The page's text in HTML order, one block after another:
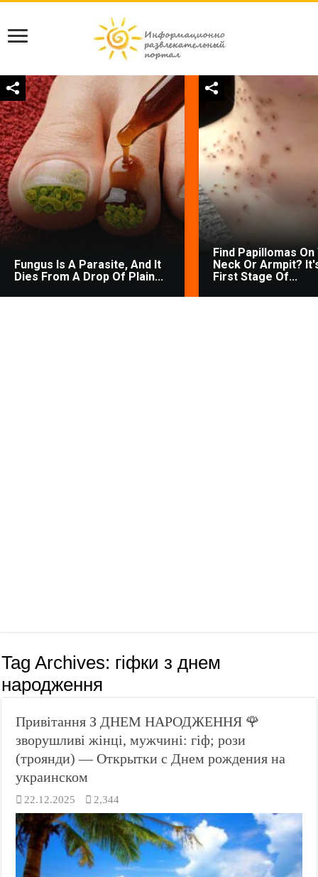
Fungus Is A Parasite, And It
Dies From A Drop Of Plain...
Find Papillomas On
Neck Or Armpit?
First Stage Of...
Tag Archives: гіфки з днем
народження
Привітання З ДНЕМ НАРОДЖЕННЯ 🌹
зворушливі жінці, мужчині: гіф; рози
(троянди) — Открытки с Днем рождения на
украинском
22.12.2025 2,344